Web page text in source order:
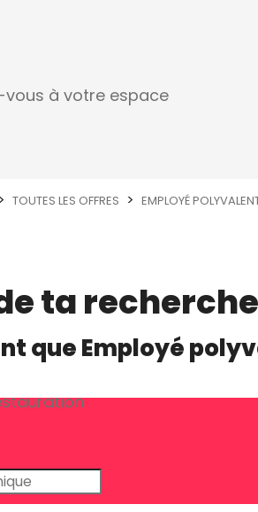
à votre espace
TOUTES LES OFFRES EMPLOYÉ
ta recherche
queEmployé